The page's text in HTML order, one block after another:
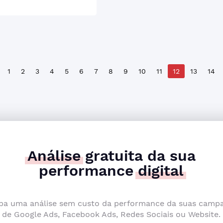
1 2 3 4 5 6 7 8 9 10 11 12 13 14
Análisegratuita da sua
performancedigital
uma análise sem custo da performance da suas
de Google Ads, Facebook Ads, Redes Sociais ou Website.